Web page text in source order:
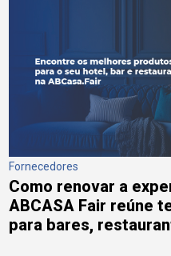
Fornecedores
Como renovar a
ABCASA Fair reúne
para bares,